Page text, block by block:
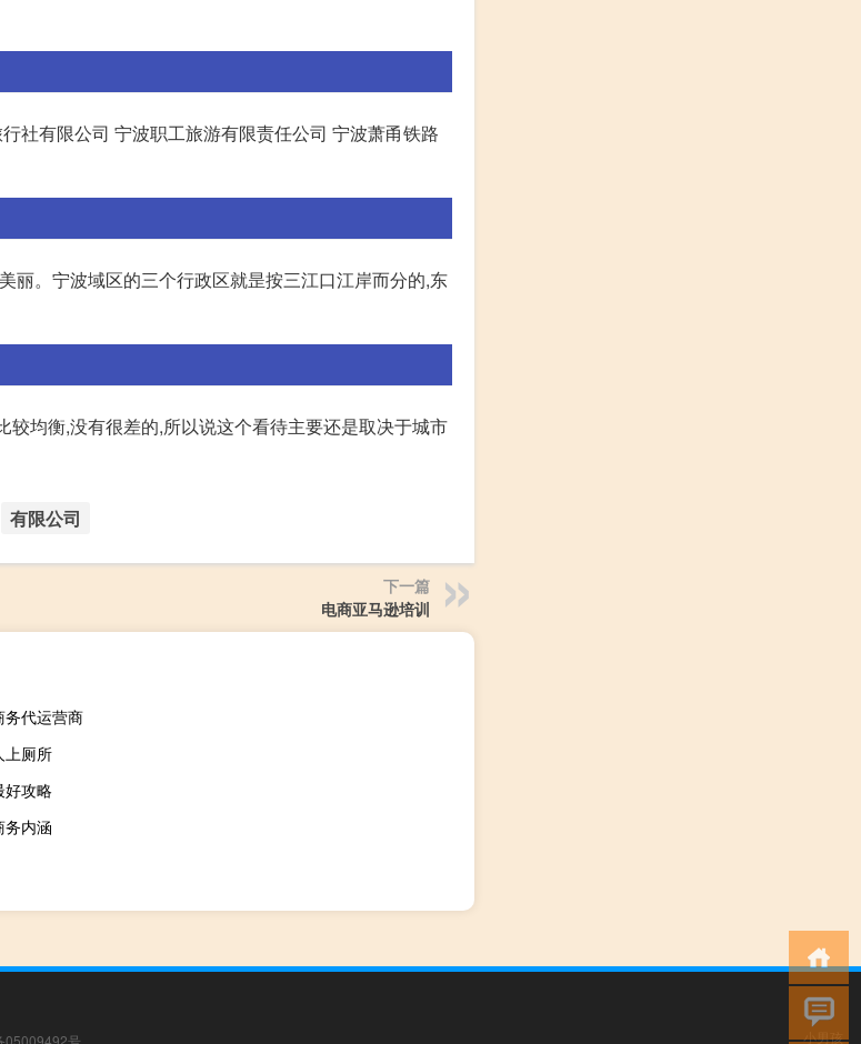
社有限公司 宁波职工旅游有限责任公司 宁波萧甬铁路
丽。宁波域区的三个行政区就昰按三江口江岸而分的,东
均衡,没有很差的,所以说这个看待主要还是取决于城市
有限公司
下一篇
电商亚马逊培训
务代运营商
上厕所
好攻略
务内涵
05009492号 小男孩